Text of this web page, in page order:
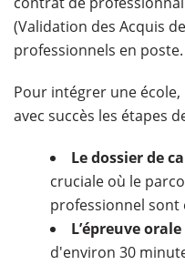
(Validation des Acquis
professionnels en poste.
Pour intégrer une
avec succès les étapes
Le dossier de
cruciale où le
professionnel sont
L’épreuve orale
d'environ 30